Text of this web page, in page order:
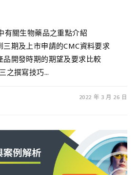
有關生物藥品之重點介紹
期及上市申請的CMC資料要求
品開發時期的期望及要求比較
之撰寫技巧...
2022 年 3 月 26 日